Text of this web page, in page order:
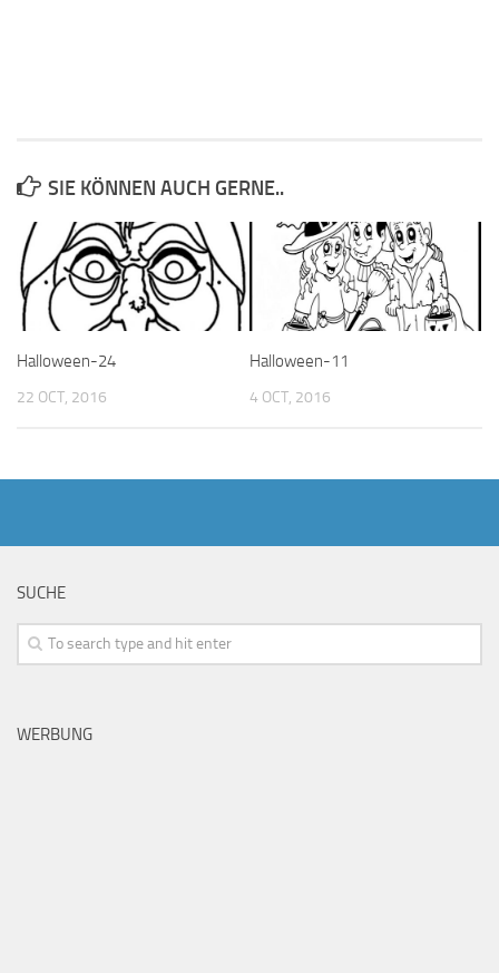
SIE KÖNNEN AUCH GERNE..
Halloween-24
22 OCT, 2016
Halloween-11
4 OCT, 2016
SUCHE
WERBUNG